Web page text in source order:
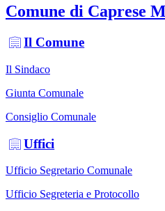
Comune di Caprese
Il Comune
Il Sindaco
Giunta Comunale
Consiglio Comunale
Uffici
Ufficio Segretario Comunale
Ufficio Segreteria e Protocollo